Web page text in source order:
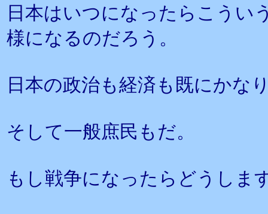
日本はいつになったらこうい
様になるのだろう。
日本の政治も経済も既にかな
そして一般庶民もだ。
もし戦争になったらどうしま